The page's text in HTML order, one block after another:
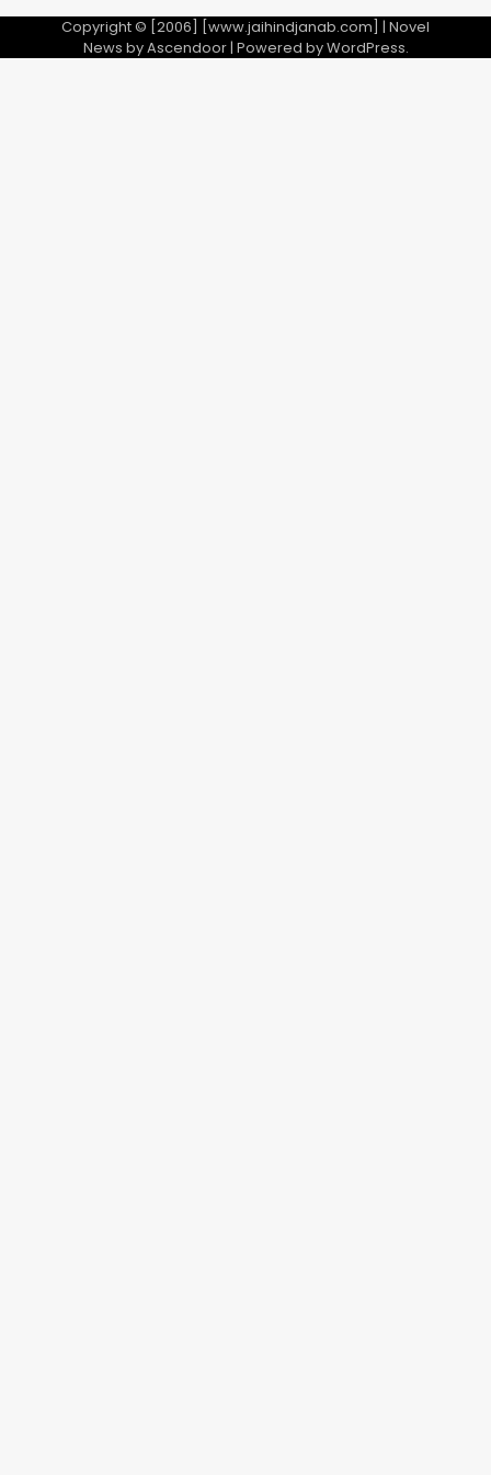
Copyright © [2006] [www.jaihindjanab.com] | Novel
News byAscendoor| Powered byWordPress.